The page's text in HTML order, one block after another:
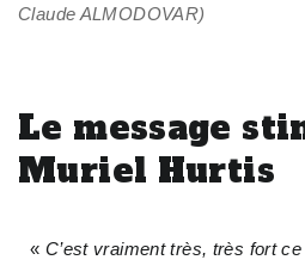
Claude ALMODOVAR)
Le message
Muriel Hurtis
« C’est vraiment très, très fort